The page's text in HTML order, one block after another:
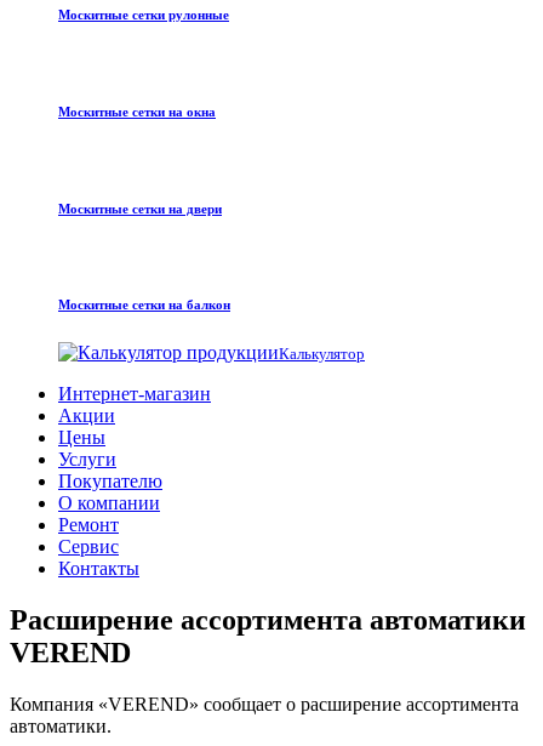
Москитные сетки рулонные
Москитные сетки на окна
Москитные сетки на двери
Москитные сетки на балкон
Калькулятор
Интернет-магазин
Акции
Цены
Услуги
Покупателю
О компании
Ремонт
Сервис
Контакты
Расширение ассортимента автоматики
VEREND
Компания «VEREND» сообщает о расширение ассортимента
автоматики.